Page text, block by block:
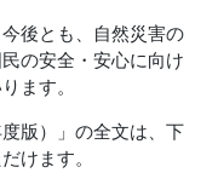
後とも、自然災害の
の安全・安心に向け
ます。
版）」の全文は、下
けます。